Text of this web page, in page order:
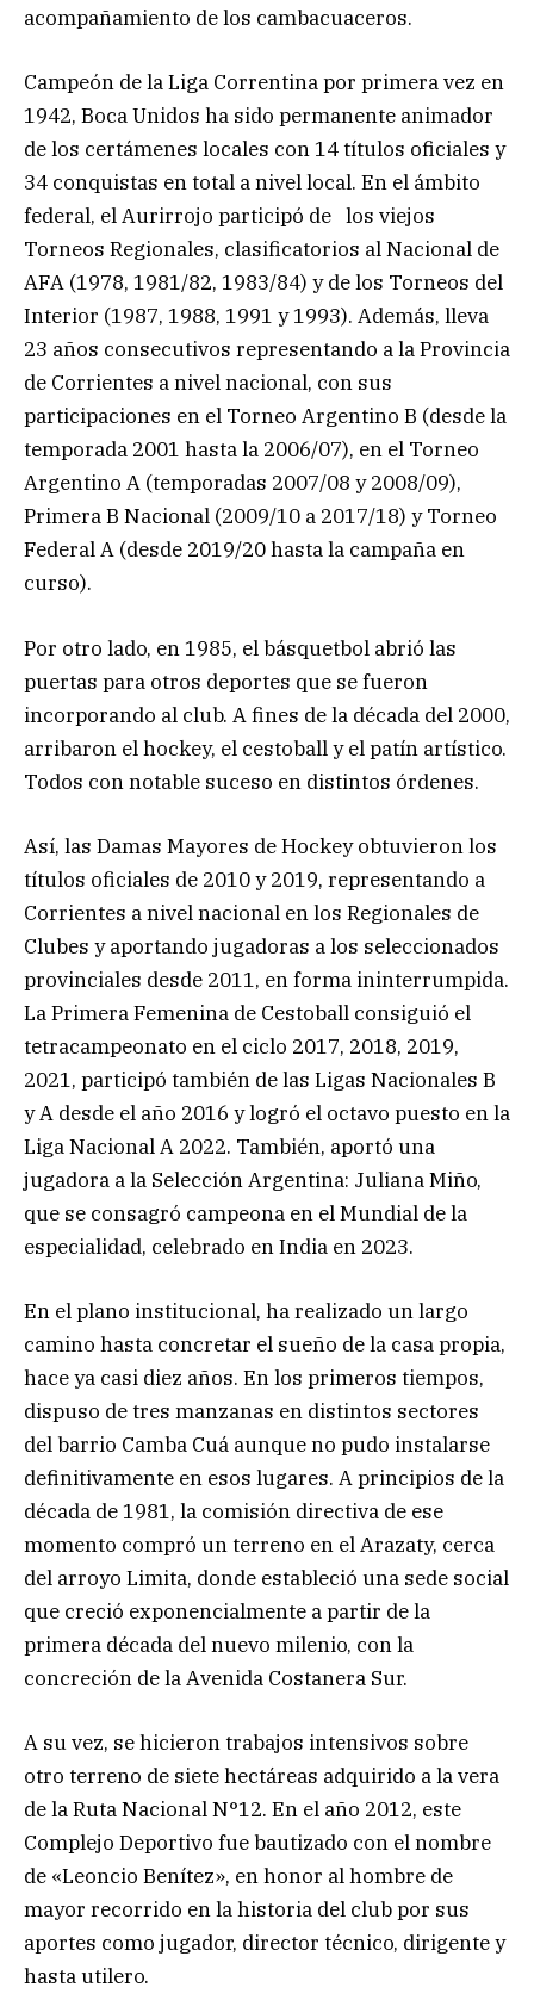
acompañamiento de los cambacuaceros.
Campeón de la Liga Correntina por primera vez en
1942, Boca Unidos ha sido permanente animador
de los certámenes locales con 14 títulos oficiales y
34 conquistas en total a nivel local. En el ámbito
federal, el Aurirrojo participó de los viejos
Torneos Regionales, clasificatorios al Nacional de
AFA (1978, 1981/82, 1983/84) y de los Torneos del
Interior (1987, 1988, 1991 y 1993). Además, lleva
23 años consecutivos representando a la Provincia
de Corrientes a nivel nacional, con sus
participaciones en el Torneo Argentino B (desde la
temporada 2001 hasta la 2006/07), en el Torneo
Argentino A (temporadas 2007/08 y 2008/09),
Primera B Nacional (2009/10 a 2017/18) y Torneo
Federal A (desde 2019/20 hasta la campaña en
curso).
Por otro lado, en 1985, el básquetbol abrió las
puertas para otros deportes que se fueron
incorporando al club. A fines de la década del 2000,
arribaron el hockey, el cestoball y el patín artístico.
Todos con notable suceso en distintos órdenes.
Así, las Damas Mayores de Hockey obtuvieron los
títulos oficiales de 2010 y 2019, representando a
Corrientes a nivel nacional en los Regionales de
Clubes y aportando jugadoras a los seleccionados
provinciales desde 2011, en forma ininterrumpida.
La Primera Femenina de Cestoball consiguió el
tetracampeonato en el ciclo 2017, 2018, 2019,
2021, participó también de las Ligas Nacionales B
y A desde el año 2016 y logró el octavo puesto en la
Liga Nacional A 2022. También, aportó una
jugadora a la Selección Argentina: Juliana Miño,
que se consagró campeona en el Mundial de la
especialidad, celebrado en India en 2023.
En el plano institucional, ha realizado un largo
camino hasta concretar el sueño de la casa propia,
hace ya casi diez años. En los primeros tiempos,
dispuso de tres manzanas en distintos sectores
del barrio Camba Cuá aunque no pudo instalarse
definitivamente en esos lugares. A principios de la
década de 1981, la comisión directiva de ese
momento compró un terreno en el Arazaty, cerca
del arroyo Limita, donde estableció una sede social
que creció exponencialmente a partir de la
primera década del nuevo milenio, con la
concreción de la Avenida Costanera Sur.
A su vez, se hicieron trabajos intensivos sobre
otro terreno de siete hectáreas adquirido a la vera
de la Ruta Nacional N°12. En el año 2012, este
Complejo Deportivo fue bautizado con el nombre
de «Leoncio Benítez», en honor al hombre de
mayor recorrido en la historia del club por sus
aportes como jugador, director técnico, dirigente y
hasta utilero.